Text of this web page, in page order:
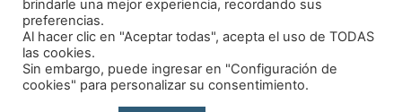
© Negocios y Convenciones
brindarle una mejor experiencia, recordando sus
preferencias.
Al hacer clic en "Aceptar todas", acepta el uso de TODAS
las cookies.
Sin embargo, puede ingresar en "Configuración de
cookies" para personalizar su consentimiento.